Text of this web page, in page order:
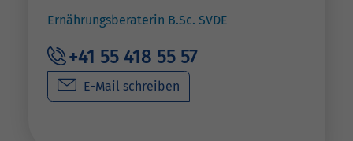
Ernährungsberaterin B.Sc. SVDE
+41 55 418 55 57
E-Mail schreiben